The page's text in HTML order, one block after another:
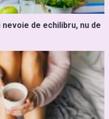
de echilibru, nu de